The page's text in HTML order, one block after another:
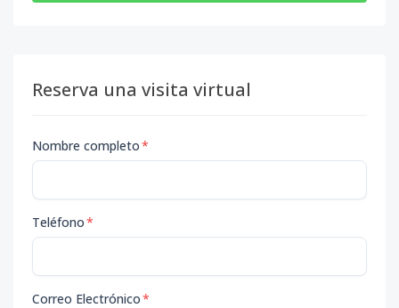
Reserva una visita virtual
Nombre completo*
Teléfono*
Correo Electrónico*